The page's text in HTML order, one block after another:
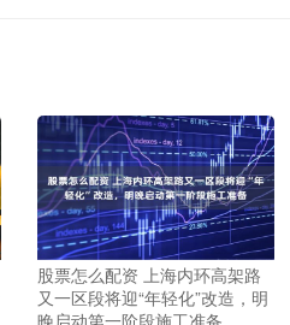
股票怎么配资 上海内环高架路
又一区段将迎“年轻化”改造，明
晚启动第一阶段施工准备